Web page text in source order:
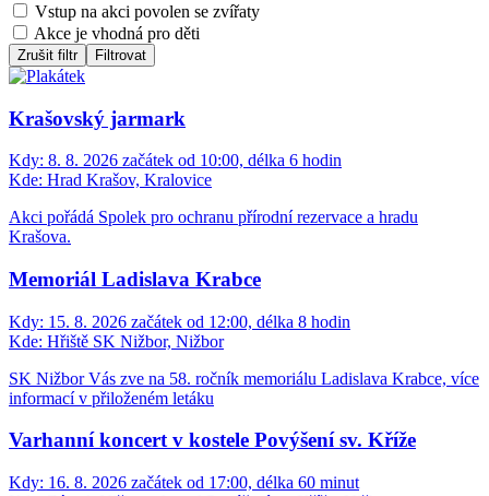
Vstup na akci povolen se zvířaty
Akce je vhodná pro děti
Zrušit filtr Filtrovat
Krašovský jarmark
Kdy: 8. 8. 2026 začátek od 10:00, délka 6 hodin
Kde: Hrad Krašov, Kralovice
Akci pořádá Spolek pro ochranu přírodní rezervace a hradu
Krašova.
Memoriál Ladislava Krabce
Kdy: 15. 8. 2026 začátek od 12:00, délka 8 hodin
Kde: Hřiště SK Nižbor, Nižbor
SK Nižbor Vás zve na 58. ročník memoriálu Ladislava Krabce, více
informací v přiloženém letáku
Varhanní koncert v kostele Povýšení sv. Kříže
Kdy: 16. 8. 2026 začátek od 17:00, délka 60 minut